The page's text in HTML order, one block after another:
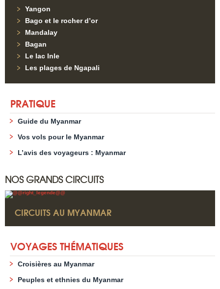
Yangon
Bago et le rocher d’or
Mandalay
Bagan
Le lac Inle
Les plages de Ngapali
PRATIQUE
Guide du Myanmar
Vos vols pour le Myanmar
L’avis des voyageurs : Myanmar
NOS GRANDS CIRCUITS
CIRCUITS AU MYANMAR
VOYAGES THÉMATIQUES
Croisières au Myanmar
Peuples et ethnies du Myanmar